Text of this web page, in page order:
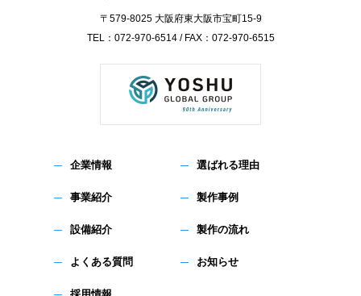
〒579-8025 大阪府東大阪市宝町15-9
TEL：072-970-6514 / FAX：072-970-6515
企業情報 選ばれる理由
事業紹介 製作事例
設備紹介 製作の流れ
よくある質問 お知らせ